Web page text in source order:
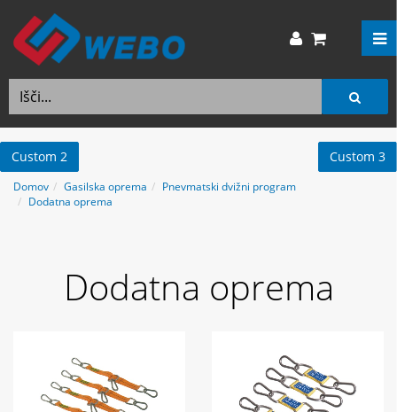
Custom 2 Custom 3
Domov Gasilska oprema
Pnevmatski dvižni program
Dodatna oprema
Dodatna oprema